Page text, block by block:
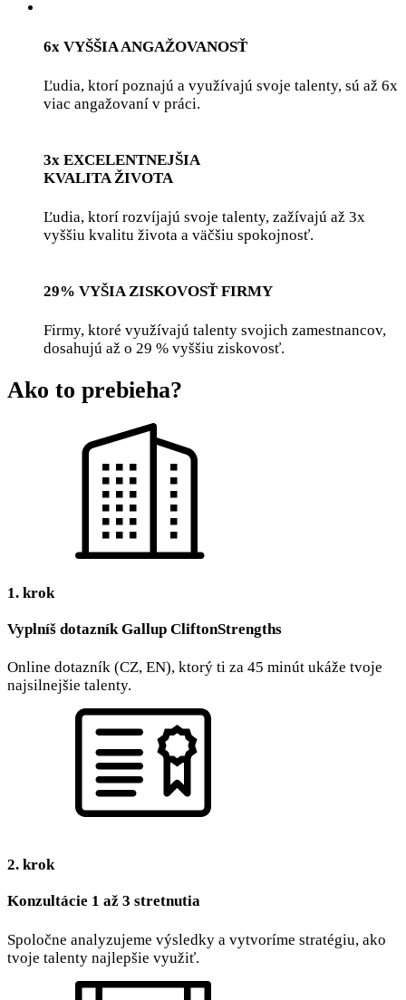
6x VYŠŠIA ANGAŽOVANOSŤ
Ľudia, ktorí poznajú a využívajú svoje talenty, sú až 6x
viac angažovaní v práci.
3x EXCELENTNEJŠIA
KVALITA ŽIVOTA
Ľudia, ktorí rozvíjajú svoje talenty, zažívajú až 3x
vyššiu kvalitu života a väčšiu spokojnosť.
29% VYŠIA ZISKOVOSŤ FIRMY
Firmy, ktoré využívajú talenty svojich zamestnancov,
dosahujú až o 29 % vyššiu ziskovosť.
Ako to prebieha?
1. krok
Vyplníš dotazník Gallup CliftonStrengths
Online dotazník (CZ, EN), ktorý ti za 45 minút ukáže tvoje
najsilnejšie talenty.
2. krok
Konzultácie 1 až 3 stretnutia
Spoločne analyzujeme výsledky a vytvoríme stratégiu, ako
tvoje talenty najlepšie využiť.